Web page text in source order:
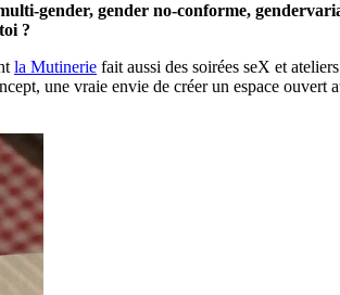
gender, gender no-conforme,
?
la Mutinerie fait aussi des soirées seX et
une vraie envie de créer un espace ouvert